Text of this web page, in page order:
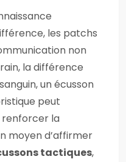
les patchs
non
la différence
un écusson
peut
renforcer la
moyen d’affirmer
tactiques,